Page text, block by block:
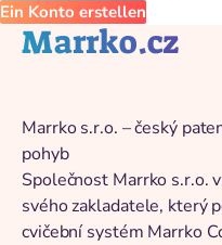
Ein Konto erstellen
Marrko.cz
Marrko s.r.o. – český
pohyb
Společnost Marrko s.r.o.
svého zakladatele, který
cvičební systém Marrko